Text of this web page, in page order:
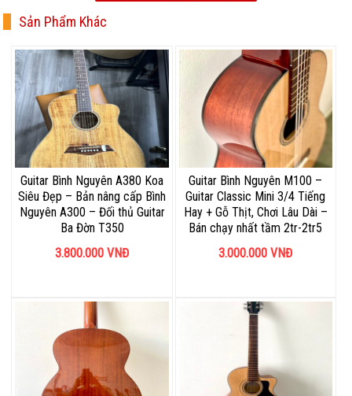
Sản Phẩm Khác
Guitar Bình Nguyên A380 Koa
Siêu Đẹp – Bản nâng cấp Bình
Nguyên A300 – Đối thủ Guitar
Ba Đờn T350
3.800.000 VNĐ
Guitar Bình Nguyên M100 –
Guitar Classic Mini 3/4 Tiếng
Hay + Gỗ Thịt, Chơi Lâu Dài –
Bán chạy nhất tầm 2tr-2tr5
3.000.000 VNĐ